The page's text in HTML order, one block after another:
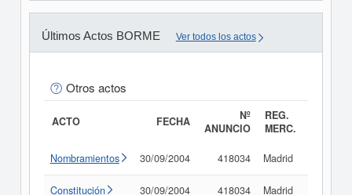
Últimos Actos BORME Ver todos los actos
Otros actos
ACTO FECHA
Nº
ANUNCIO
REG.
MERC.
Nombramientos 30/09/2004 418034 Madrid
Constitución 30/09/2004 418034 Madrid